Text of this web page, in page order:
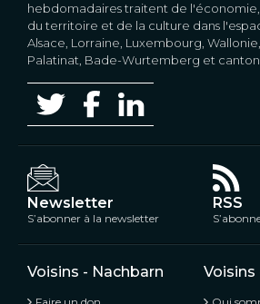
hebdomadaires traitent de
du territoire et de la culture dans
Alsace, Lorraine, Luxembourg,
Palatinat, Bade-Wurtemberg et
Newsletter
S’abonner à la newsletter
RSS
Voisins - Nachbarn Voisins